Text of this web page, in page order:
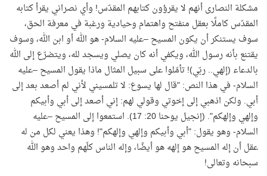
مشكلة النصارى أنهم لا يقرؤون كتابهم المقدّس! وأي نصراني يقرأ كتابه
المقدّس كاملًا بعقل منفتح واهتمام وحيادية ورغبة في معرفة الحق،
سوف يستنكر أن يكون المسيح –عليه السلام- هو الله أو ابن الله، وسوف
يقتنع بأنه رسول الله، ويكفي أنه كان يصلي ويسجد لله، ويتضرّع إلى الله
بالدعاء (إلهي.. ربّي)! تأمّلوا على سبيل المثال ماذا يقول المسيح –عليه
السلام- في هذا النص: "قال لها يسوع: لا تلمسيني لأني لم أصعد بعد إلى
أبي. ولكن اذهبي إلى إخوتي وقولي لهم: إني أصعد إلى أبي وأبيكم
وإلهي وإلهكم". (إنجيل يوحنا 20: 17). استمعوا إلى المسيح –عليه
السلام- وهو يقول: "أبي وأبيكم وإلهي وإلهكم"! وهذا يعني لكل من له
عقل أن إله المسيح هو إلهه هو أيضًا، وإله الناس كلّهم واحد وهو الله
سبحانه وتعالى!